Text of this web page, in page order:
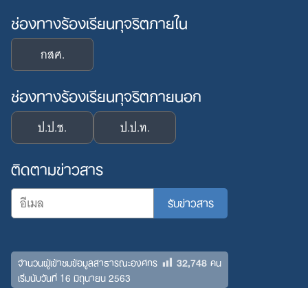
ช่องทางร้องเรียนทุจริตภายใน
กสศ.
ช่องทางร้องเรียนทุจริตภายนอก
ป.ป.ช. ป.ป.ท.
ติดตามข่าวสาร
จำนวนผู้เข้าชมข้อมูลสาธารณะองค์กร 32,748คน
เริ่มนับวันที่ 16 มิถุนายน 2563